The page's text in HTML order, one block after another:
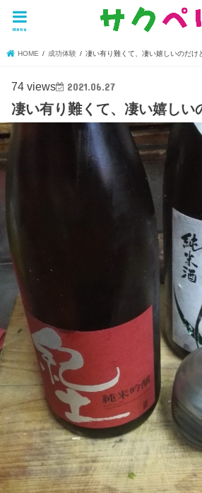
menu
HOME 成功体験 凄い有り難くて、凄い嬉しいのだけ
74 views 2021.06.27
凄い有り難くて、凄い嬉しい